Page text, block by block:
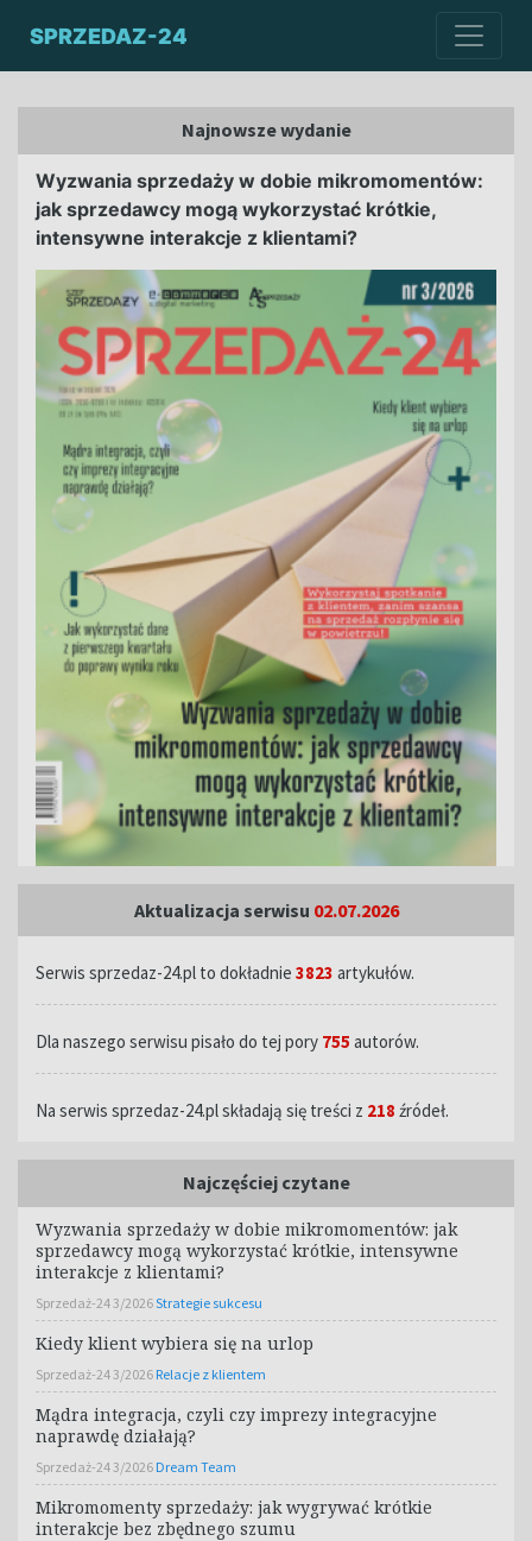
SPRZEDAZ-24
Najnowsze wydanie
Wyzwania sprzedaży w dobie mikromomentów:
jak sprzedawcy mogą wykorzystać krótkie,
intensywne interakcje z klientami?
Aktualizacja serwisu 02.07.2026
Serwis sprzedaz-24.pl to dokładnie 3823 artykułów.
Dla naszego serwisu pisało do tej pory 755 autorów.
Na serwis sprzedaz-24.pl składają się treści z 218 źródeł.
Najczęściej czytane
Wyzwania sprzedaży w dobie mikromomentów: jak
sprzedawcy mogą wykorzystać krótkie, intensywne
interakcje z klientami?
Sprzedaż-24 3/2026Strategie sukcesu
Kiedy klient wybiera się na urlop
Sprzedaż-24 3/2026 Relacje z klientem
Mądra integracja, czyli czy imprezy integracyjne
naprawdę działają?
Sprzedaż-24 3/2026 Dream Team
Mikromomenty sprzedaży: jak wygrywać krótkie
interakcje bez zbędnego szumu